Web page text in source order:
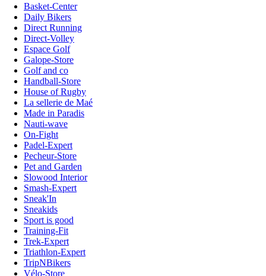
Basket-Center
Daily Bikers
Direct Running
Direct-Volley
Espace Golf
Galope-Store
Golf and co
Handball-Store
House of Rugby
La sellerie de Maé
Made in Paradis
Nauti-wave
On-Fight
Padel-Expert
Pecheur-Store
Pet and Garden
Slowood Interior
Smash-Expert
Sneak'In
Sneakids
Sport is good
Training-Fit
Trek-Expert
Triathlon-Expert
TripNBikers
Vélo-Store